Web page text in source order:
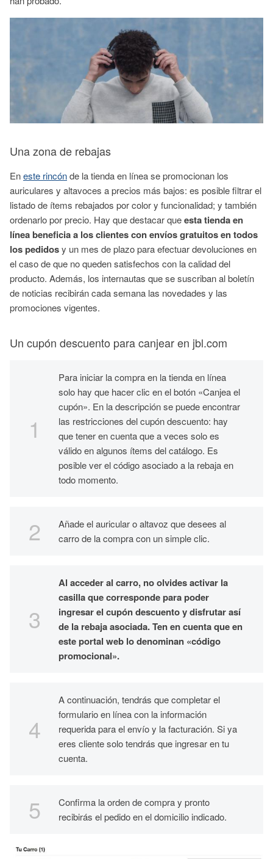
Una zona de rebajas
Eneste rincónde la tienda en línea se promocionan los
auriculares y altavoces a precios más bajos: es posible filtrar el
listado de ítems rebajados por color y funcionalidad; y también
ordenarlo por precio. Hay que destacar queesta tienda en
línea beneficia a los clientes con envíos gratuitos en todos
los pedidosy un mes de plazo para efectuar devoluciones en
el caso de que no queden satisfechos con la calidad del
producto. Además, los internautas que se suscriban al boletín
de noticias recibirán cada semana las novedades y las
promociones vigentes.
Un cupón descuento para canjear en jbl.com
Para iniciar la compra en la tienda en línea
solo hay que hacer clic en el botón «Canjea el
cupón». En la descripción se puede encontrar
las restricciones del cupón descuento: hay
que tener en cuenta que a veces solo es
válido en algunos ítems del catálogo. Es
posible ver el código asociado a la rebaja en
todo momento.
Añade el auricular o altavoz que desees al
carro de la compra con un simple clic.
Al acceder al carro, no olvides activar la
casilla que corresponde para poder
ingresar el cupón descuento y disfrutar así
de la rebaja asociada. Ten en cuenta que en
este portal web lo denominan «código
promocional».
A continuación, tendrás que completar el
formulario en línea con la información
requerida para el envío y la facturación. Si ya
eres cliente solo tendrás que ingresar en tu
cuenta.
Confirma la orden de compra y pronto
recibirás el pedido en el domicilio indicado.